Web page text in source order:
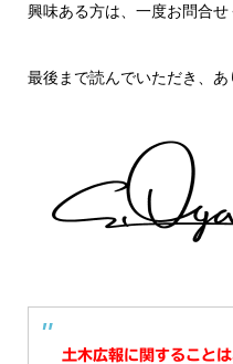
興味ある方は、一度お問合せ
最後まで読んでいただき、あ
土木広報に関することは